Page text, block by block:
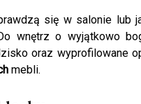
się w salonie lub
wnętrz o wyjątkowo
oraz wyprofilowane
mebli.